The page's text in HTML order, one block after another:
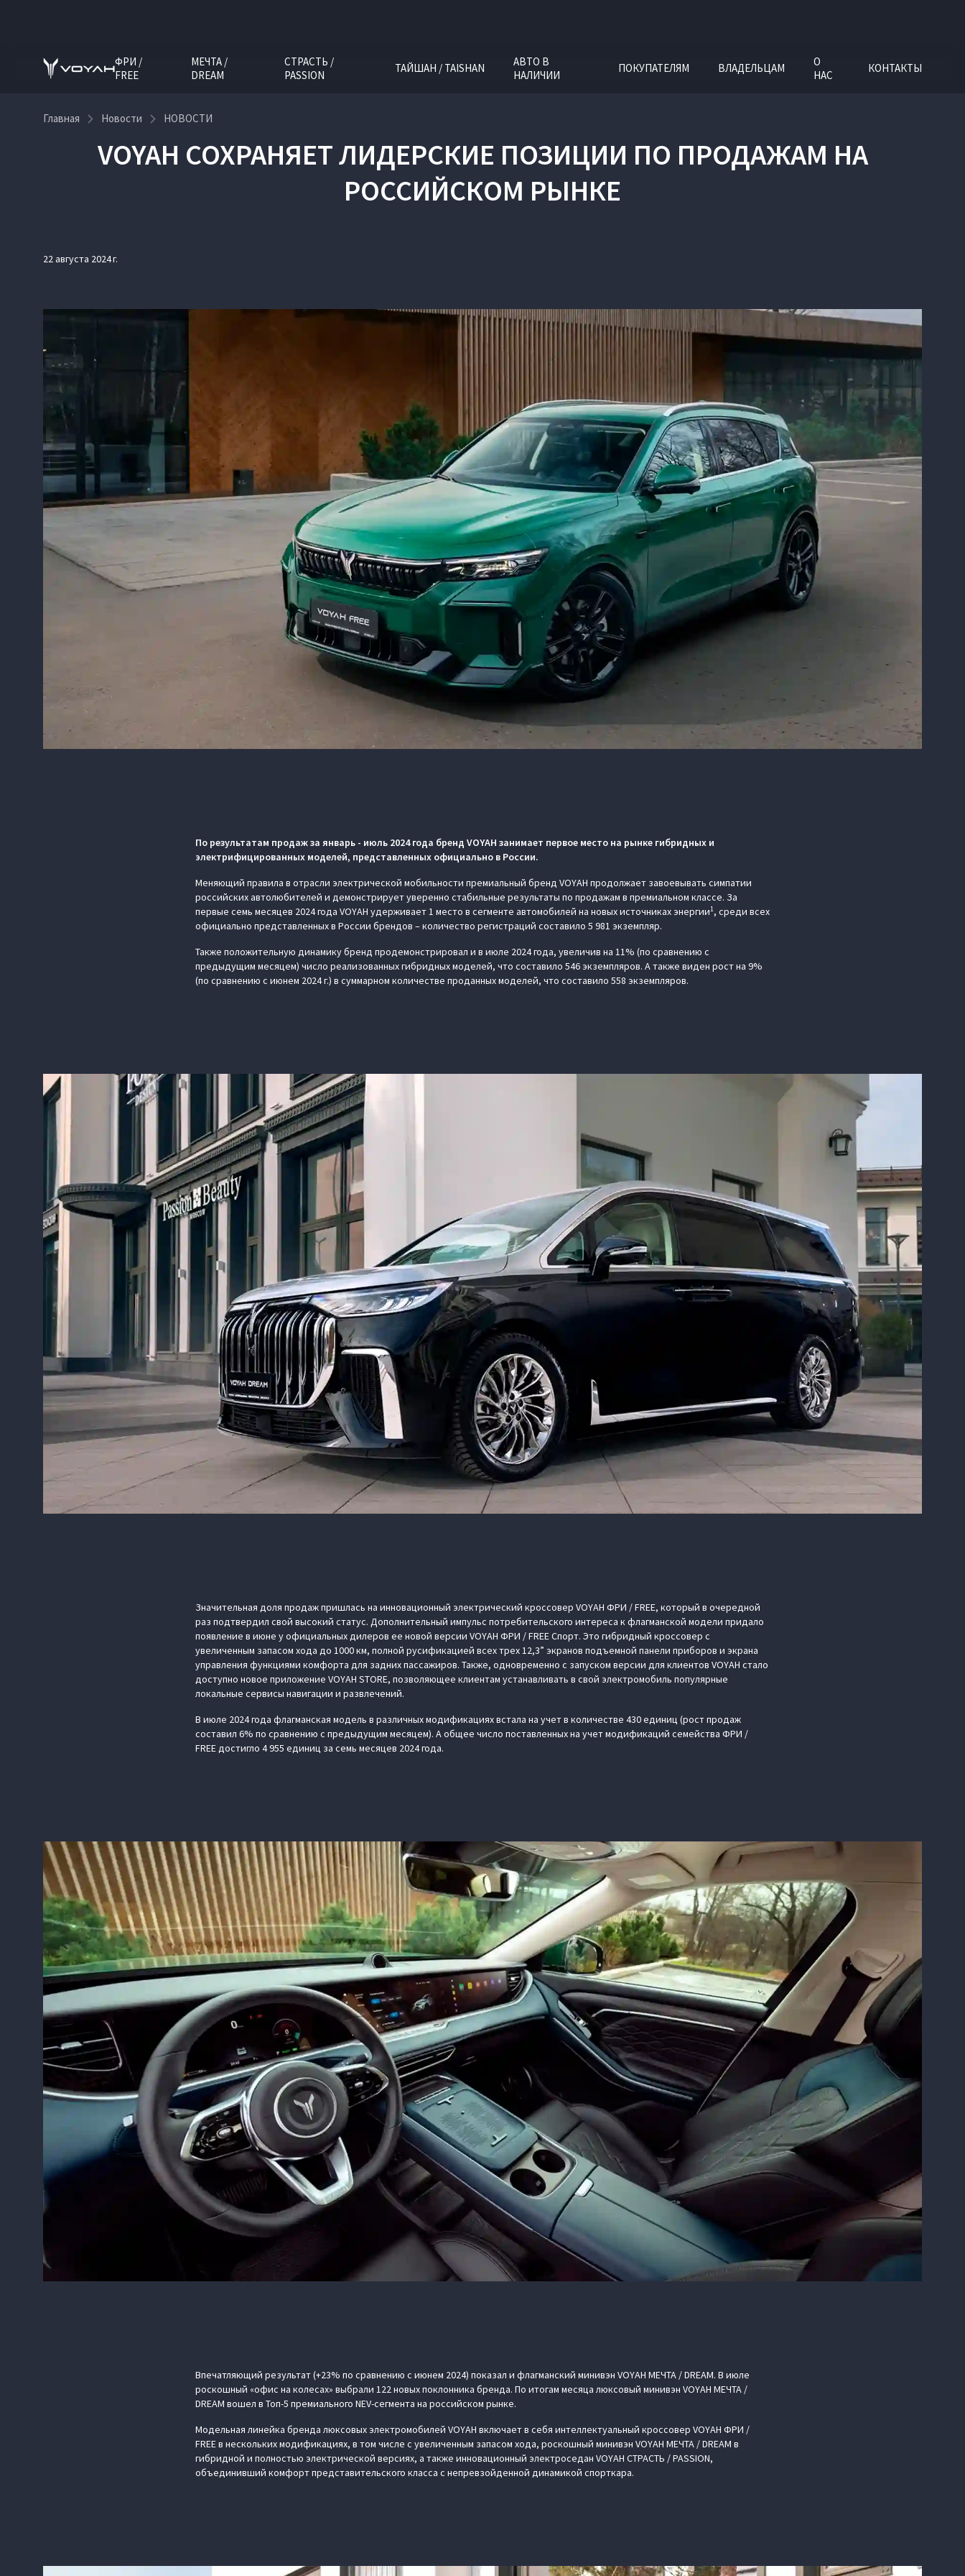
ФРИ /
FREE
МЕЧТА /
DREAM
СТРАСТЬ /
PASSION
ТАЙШАН / TAISHAN
АВТО В
НАЛИЧИИ
ПОКУПАТЕЛЯМ ВЛАДЕЛЬЦАМ
О
НАС
КОНТАКТЫ
Главная Новости НОВОСТИ
VOYAH СОХРАНЯЕТ ЛИДЕРСКИЕ ПОЗИЦИИ ПО ПРОДАЖАМ НА
РОССИЙСКОМ РЫНКЕ
22 августа 2024 г.
По результатам продаж за январь - июль 2024 года бренд VOYAH занимает первое место на рынке гибридных и
электрифицированных моделей, представленных официально в России.
Меняющий правила в отрасли электрической мобильности премиальный бренд VOYAH продолжает завоевывать симпатии
российских автолюбителей и демонстрирует уверенно стабильные результаты по продажам в премиальном классе. За
первые семь месяцев 2024 года VOYAH удерживает 1 место в сегменте автомобилей на новых источниках энергии1, среди всех
официально представленных в России брендов – количество регистраций составило 5 981 экземпляр.
Также положительную динамику бренд продемонстрировал и в июле 2024 года, увеличив на 11% (по сравнению с
предыдущим месяцем) число реализованных гибридных моделей, что составило 546 экземпляров. А также виден рост на 9%
(по сравнению с июнем 2024 г.) в суммарном количестве проданных моделей, что составило 558 экземпляров.
Значительная доля продаж пришлась на инновационный электрический кроссовер VOYAH ФРИ / FREE, который в очередной
раз подтвердил свой высокий статус. Дополнительный импульс потребительского интереса к флагманской модели придало
появление в июне у официальных дилеров ее новой версии VOYAH ФРИ / FREE Спорт. Это гибридный кроссовер с
увеличенным запасом хода до 1000 км, полной русификацией всех трех 12,3” экранов подъемной панели приборов и экрана
управления функциями комфорта для задних пассажиров. Также, одновременно с запуском версии для клиентов VOYAH стало
доступно новое приложение VOYAH STORE, позволяющее клиентам устанавливать в свой электромобиль популярные
локальные сервисы навигации и развлечений.
В июле 2024 года флагманская модель в различных модификациях встала на учет в количестве 430 единиц (рост продаж
составил 6% по сравнению с предыдущим месяцем). А общее число поставленных на учет модификаций семейства ФРИ /
FREE достигло 4 955 единиц за семь месяцев 2024 года.
Впечатляющий результат (+23% по сравнению с июнем 2024) показал и флагманский минивэн VOYAH МЕЧТА / DREAM. В июле
роскошный «офис на колесах» выбрали 122 новых поклонника бренда. По итогам месяца люксовый минивэн VOYAH МЕЧТА /
DREAM вошел в Топ-5 премиального NEV-сегмента на российском рынке.
Модельная линейка бренда люксовых электромобилей VOYAH включает в себя интеллектуальный кроссовер VOYAH ФРИ /
FREE в нескольких модификациях, в том числе с увеличенным запасом хода, роскошный минивэн VOYAH МЕЧТА / DREAM в
гибридной и полностью электрической версиях, а также инновационный электроседан VOYAH СТРАСТЬ / PASSION,
объединивший комфорт представительского класса с непревзойденной динамикой спорткара.